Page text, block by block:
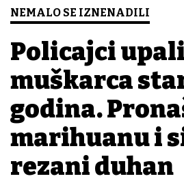
NEMALO SE IZNENADILI
Policajci
muškarca
godina.
marihuanu i
rezani duhan